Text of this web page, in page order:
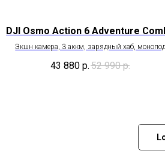
DJI Osmo Action 6 Adventure
Экшн камера, 3 аккм, зарядный хаб, монопод
43 880 р. 52 990 р.